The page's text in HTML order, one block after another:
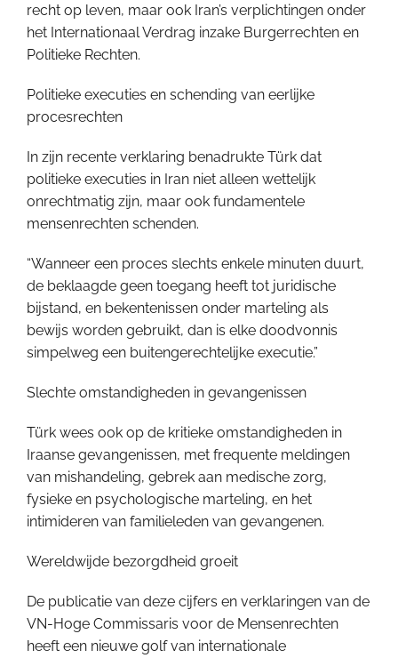
recht op leven, maar ook Iran’s verplichtingen onder
het Internationaal Verdrag inzake Burgerrechten en
Politieke Rechten.
Politieke executies en schending van eerlijke
procesrechten
In zijn recente verklaring benadrukte Türk dat
politieke executies in Iran niet alleen wettelijk
onrechtmatig zijn, maar ook fundamentele
mensenrechten schenden.
“Wanneer een proces slechts enkele minuten duurt,
de beklaagde geen toegang heeft tot juridische
bijstand, en bekentenissen onder marteling als
bewijs worden gebruikt, dan is elke doodvonnis
simpelweg een buitengerechtelijke executie.”
Slechte omstandigheden in gevangenissen
Türk wees ook op de kritieke omstandigheden in
Iraanse gevangenissen, met frequente meldingen
van mishandeling, gebrek aan medische zorg,
fysieke en psychologische marteling, en het
intimideren van familieleden van gevangenen.
Wereldwijde bezorgdheid groeit
De publicatie van deze cijfers en verklaringen van de
VN-Hoge Commissaris voor de Mensenrechten
heeft een nieuwe golf van internationale